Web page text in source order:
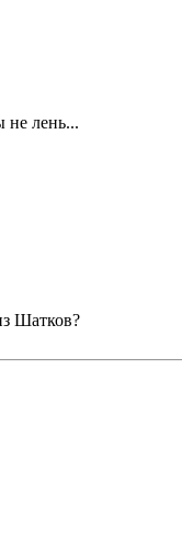
не лень...
Шатков?